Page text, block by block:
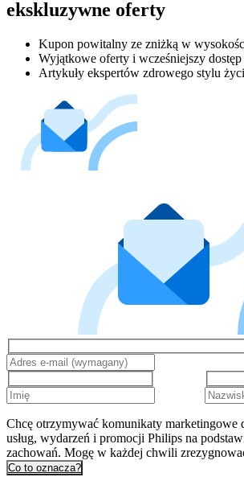
ekskluzywne oferty
Kupon powitalny ze zniżką w
Wyjątkowe oferty i wcześniejszy
Artykuły ekspertów zdrowego stylu
Chcę otrzymywać komunikaty marketingowe
usług, wydarzeń i promocji Philips na
zachowań. Mogę w każdej chwili
Co to oznacza?